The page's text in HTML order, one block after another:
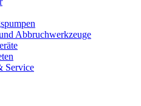
Abbruchwerkzeuge
Service